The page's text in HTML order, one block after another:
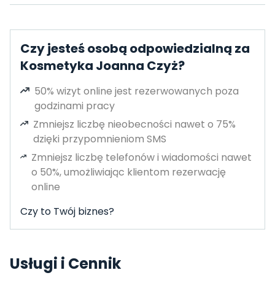
Czy jesteś osobą odpowiedzialną za
Kosmetyka Joanna Czyż?
50% wizyt online jest rezerwowanych poza
godzinami pracy
Zmniejsz liczbę nieobecności nawet o 75%
dzięki przypomnieniom SMS
Zmniejsz liczbę telefonów i wiadomości nawet
o 50%, umożliwiając klientom rezerwację
online
Czy to Twój biznes?
Usługi i Cennik